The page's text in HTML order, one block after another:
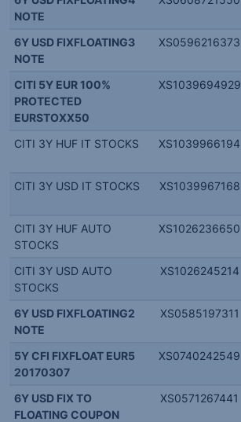
NOTE
6Y USD FIXFLOATING3
NOTE
XS0596216373
CITI 5Y EUR 100%
PROTECTED
EURSTOXX50
XS1039694929
CITI 3Y HUF IT STOCKS XS1039966194
CITI 3Y USD IT STOCKS XS1039967168
CITI 3Y HUF AUTO
STOCKS
XS1026236650
CITI 3Y USD AUTO
STOCKS
XS1026245214
6Y USD FIXFLOATING2
NOTE
XS0585197311
5Y CFI FIXFLOAT EUR5
20170307
XS0740242549
6Y USD FIX TO
FLOATING COUPON
XS0571267441